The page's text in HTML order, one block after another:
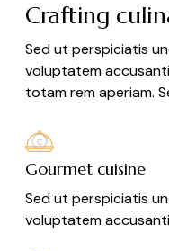
Crafting
Sed ut perspiciatis
voluptatem
totam rem aperiam.
Gourmet cuisine
Sed ut perspiciatis
voluptatem